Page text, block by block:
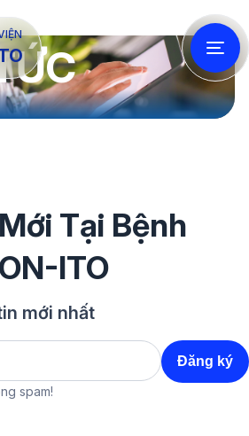
Tại Bệnh
ITO
mới nhất
spam!